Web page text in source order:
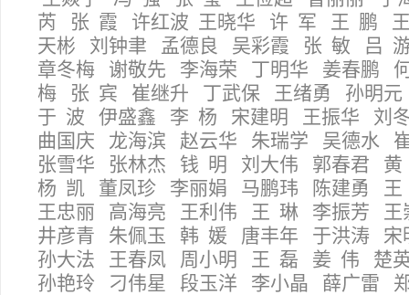
芮 张 霞 许红波 王晓华 许 军 王 鹏
天彬 刘钟聿 孟德良 吴彩霞 张 敏 吕
章冬梅 谢敬先 李海荣 丁明华 姜春鹏
梅 张 宾 崔继升 丁武保 王绪勇 孙明
于 波 伊盛鑫 李 杨 宋建明 王振华 刘
曲国庆 龙海滨 赵云华 朱瑞学 吴德水
张雪华 张林杰 钱 明 刘大伟 郭春君
杨 凯 董凤珍 李丽娟 马鹏玮 陈建勇
王忠丽 高海亮 王利伟 王 琳 李振芳
井彦青 朱佩玉 韩 媛 唐丰年 于洪涛
孙大法 王春凤 周小明 王 磊 姜 伟 楚
孙艳玲 刁伟星 段玉洋 李小晶 薛广雷